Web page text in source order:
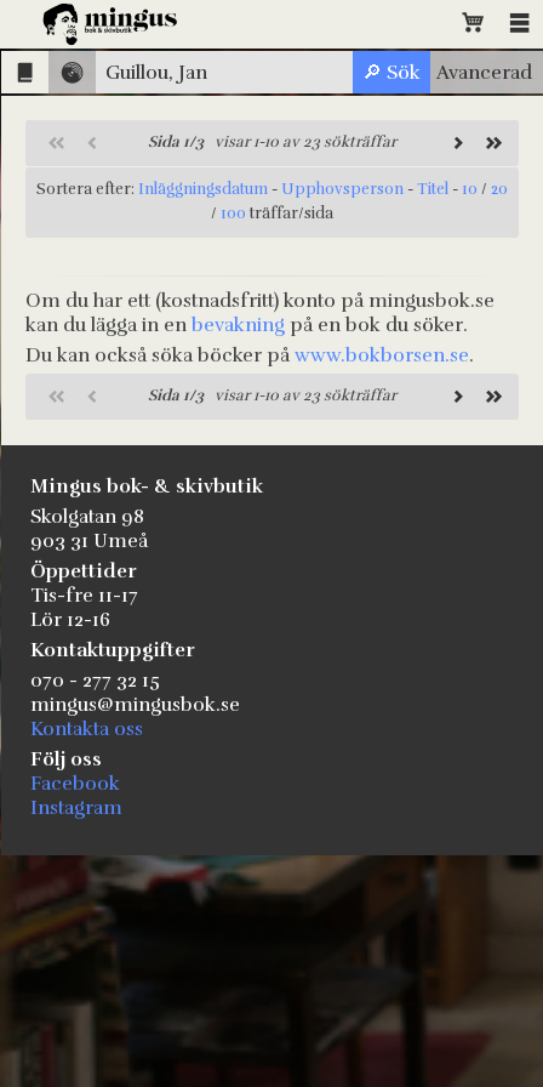
Sida 1/3visar 1-10 av 23 sökträffar
Sortera efter: Inläggningsdatum - Upphovsperson -Titel - 10 / 20
/ 100 träffar/sida
Om du har ett (kostnadsfritt) konto på mingusbok.se
kan du lägga in enbevakning på en bok du söker.
Du kan också söka böcker påwww.bokborsen.se.
Sida 1/3visar 1-10 av 23 sökträffar
Mingus bok- & skivbutik
Skolgatan 98
903 31 Umeå
Öppettider
Tis-fre 11-17
Lör 12-16
Kontaktuppgifter
070 - 277 32 15
mingus@mingusbok.se
Kontakta oss
Följ oss
Facebook
Instagram